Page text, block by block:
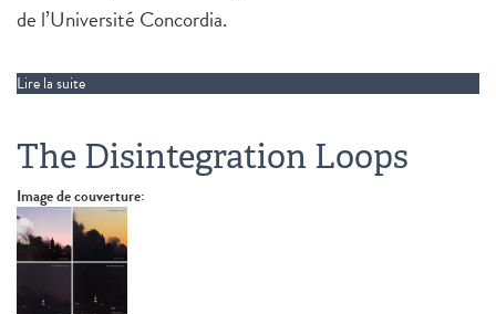
de l’Université Concordia.
Lire la suite
The Disintegration Loops
Image de couverture: